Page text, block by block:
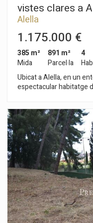
vistes clares a
Alella
1.175.000 €
385 m²
Mida
891 m²
Parcel·la
4
Ubicat a Alella, en un
espectacular habitatge
connexió amb l'entorn natural. La
dissenyada per
grans finestrals que
càlids, lluminosos i
és el seu enorme saló,
la perfecció amb una
equipada amb una
com per a reunions socials. A més, l'habitatge
sala polivalent amb
trobem una
gaudir de menjars a
amb amics en un entorn íntim i